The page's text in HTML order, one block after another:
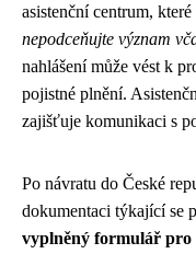
asistenční centrum,
nepodceňujte význam
nahlášení může vést k
pojistné plnění.
zajišťuje komunikaci s
Po návratu do České
dokumentaci týkající se
vyplněný formulář pro